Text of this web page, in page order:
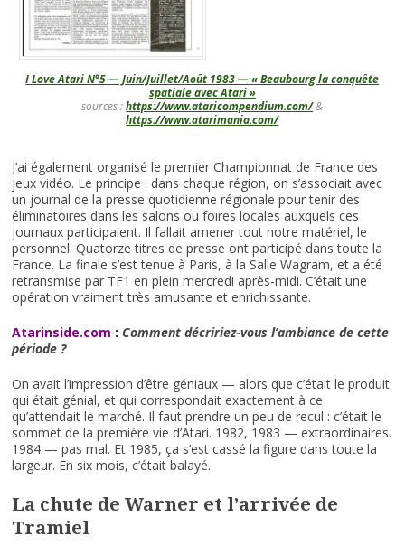
I Love Atari N°5 — Juin/Juillet/Août 1983 — « Beaubourg la conquête
spatiale avec Atari »
sources :https://www.ataricompendium.com/&
https://www.atarimania.com/
J’ai également organisé le premier Championnat de France des
jeux vidéo. Le principe : dans chaque région, on s’associait avec
un journal de la presse quotidienne régionale pour tenir des
éliminatoires dans les salons ou foires locales auxquels ces
journaux participaient. Il fallait amener tout notre matériel, le
personnel. Quatorze titres de presse ont participé dans toute la
France. La finale s’est tenue à Paris, à la Salle Wagram, et a été
retransmise par TF1 en plein mercredi après-midi. C’était une
opération vraiment très amusante et enrichissante.
Atarinside.com : Comment décririez-vous l’ambiance de cette
période ?
On avait l’impression d’être géniaux — alors que c’était le produit
qui était génial, et qui correspondait exactement à ce
qu’attendait le marché. Il faut prendre un peu de recul : c’était le
sommet de la première vie d’Atari. 1982, 1983 — extraordinaires.
1984 — pas mal. Et 1985, ça s’est cassé la figure dans toute la
largeur. En six mois, c’était balayé.
La chute de Warner et l’arrivée de
Tramiel